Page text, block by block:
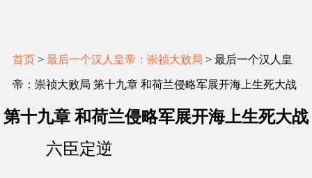
首页 > 最后一个汉人皇帝：崇祯大败局 > 最后一个汉人皇
帝：崇祯大败局 第十九章 和荷兰侵略军展开海上生死大战
第十九章 和荷兰侵略军展开海上生死大战
六臣定逆